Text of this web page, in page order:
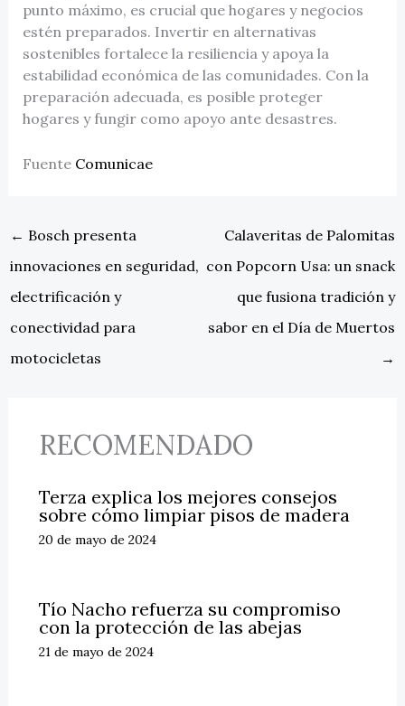
punto máximo, es crucial que hogares y negocios
estén preparados. Invertir en alternativas
sostenibles fortalece la resiliencia y apoya la
estabilidad económica de las comunidades. Con la
preparación adecuada, es posible proteger
hogares y fungir como apoyo ante desastres.
Fuente Comunicae
← Bosch presenta
innovaciones en seguridad,
electrificación y
conectividad para
motocicletas
Calaveritas de Palomitas
con Popcorn Usa: un snack
que fusiona tradición y
sabor en el Día de Muertos
→
RECOMENDADO
Terza explica los mejores consejos
sobre cómo limpiar pisos de madera
20 de mayo de 2024
Tío Nacho refuerza su compromiso
con la protección de las abejas
21 de mayo de 2024